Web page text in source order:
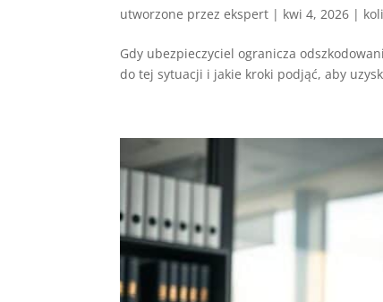
utworzone przezekspert | kwi 4, 2026 |
Gdy ubezpieczyciel ogranicza
do tej sytuacji i jakie kroki podjąć, aby